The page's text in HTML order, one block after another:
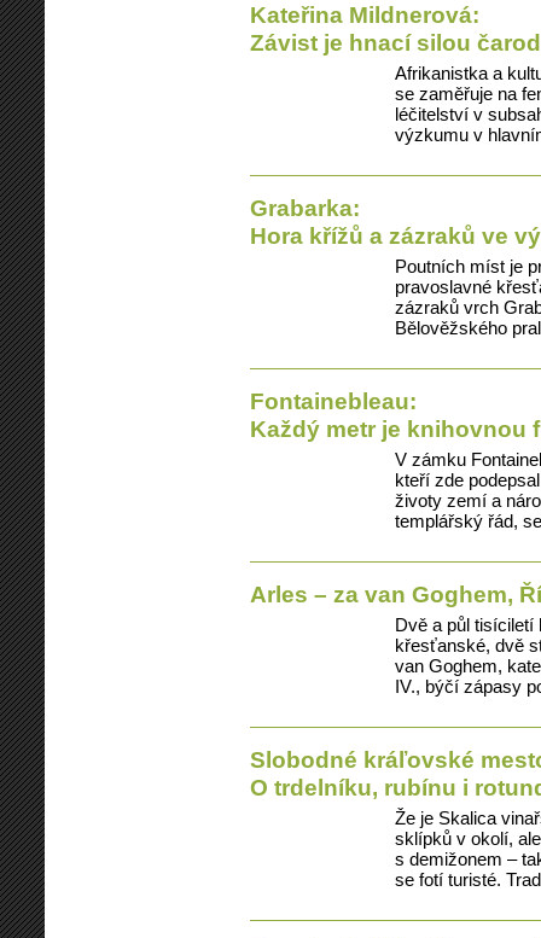
Kateřina Mildnerová:
Závist je hnací silou
Afrikanistka a
se zaměřuje na
léčitelství v
výzkumu v
Grabarka:
Hora křížů a zázraků ve
Poutních míst je
pravoslavné
zázraků vrch
Bělověžského
Fontainebleau:
Každý metr je knihovnou
V zámku
kteří zde
životy zemí a
templářský řád,
Arles – za van Goghem,
Dvě a půl
křesťanské, dvě
van Goghem,
IV., býčí zápasy
Slobodné kráľovské
O trdelníku, rubínu i
Že je Skalica
sklípků v okolí,
s demižonem –
se fotí turisté.